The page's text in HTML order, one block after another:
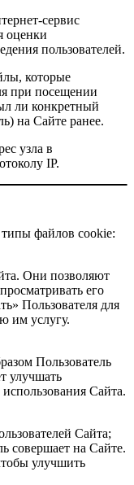
сервис
оценки
пользователей.
которые
при посещении
ли конкретный
на Сайте ранее.
узла в
IP.
файлов cookie:
Они позволяют
его
Пользователя для
им услугу.
Пользователь
улучшать
Сайта.
Сайта;
совершает на Сайте.
улучшить